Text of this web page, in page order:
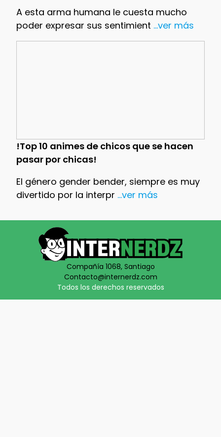
A esta arma humana le cuesta mucho
poder expresar sus sentimient ...ver más
!Top 10 animes de chicos que se hacen
pasar por chicas!
El género gender bender, siempre es muy
divertido por la interpr ...ver más
Compañía 1068, Santiago
Contacto@internerdz.com
Todos los derechos reservados